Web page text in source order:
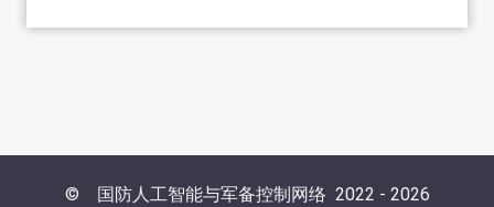
© 国防人工智能与军备控制网络 2022 - 2026